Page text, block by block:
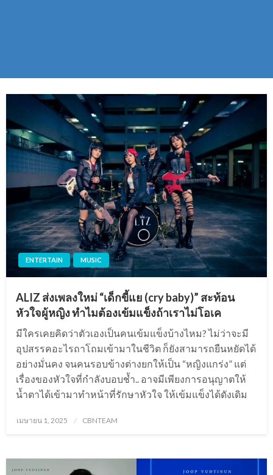
ENTERTAIN MUSIC
ALIZ ส่งเพลงใหม่ “เด็กขี้แย (cry baby)” สะท้อน
หัวใจผู้หญิง ทำไมต้องเข้มแข็งถ้าเราไม่โอเค
มีใครเคยคิดว่าตัวเองเป็นคนเข้มแข็งบ้างไหม? ไม่ว่าจะมี
อุปสรรคอะไรถาโถมเข้ามาในชีวิต ก็ยังสามารถยืนหยัดได้
อย่างมั่นคง จนคนรอบข้างต่างยกให้เป็น “หญิงแกร่ง” แต่
เรื่องของหัวใจที่กำลังบอบช้ำ.. อาจมีเพียงการอนุญาตให้
น้ำตาได้เข้ามาทำหน้าที่รักษาหัวใจ ให้เข้มแข็งได้ดังเดิม
Posted
เมษายน 1, 2025 CBNTEAM